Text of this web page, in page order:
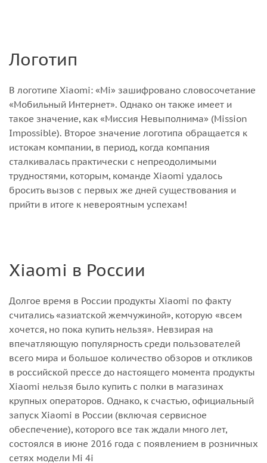
Логотип
В логотипе Xiaomi: «Mi» зашифровано словосочетание
«Мобильный Интернет». Однако он также имеет и
такое значение, как «Миссия Невыполнима» (Mission
Impossible). Второе значение логотипа обращается к
истокам компании, в период, когда компания
сталкивалась практически с непреодолимыми
трудностями, которым, команде Xiaomi удалось
бросить вызов с первых же дней существования и
прийти в итоге к невероятным успехам!
Xiaomi в России
Долгое время в России продукты Xiaomi по факту
считались «азиатской жемчужиной», которую «всем
хочется, но пока купить нельзя». Невзирая на
впечатляющую популярность среди пользователей
всего мира и большое количество обзоров и откликов
в российской прессе до настоящего момента продукты
Xiaomi нельзя было купить с полки в магазинах
крупных операторов. Однако, к счастью, официальный
запуск Xiaomi в России (включая сервисное
обеспечение), которого все так ждали много лет,
состоялся в июне 2016 года с появлением в розничных
сетях модели Mi 4i